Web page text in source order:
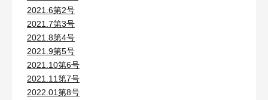
2021.6第2号
2021.7第3号
2021.8第4号
2021.9第5号
2021.10第6号
2021.11第7号
2022.01第8号